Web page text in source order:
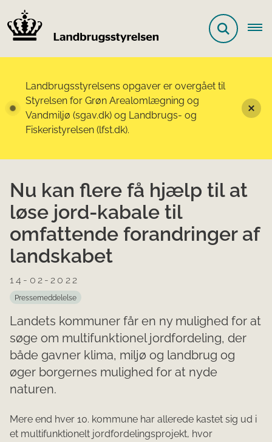
Landbrugsstyrelsens opgaver er overgået til
Styrelsen for Grøn Arealomlægning og
Vandmiljø (sgav.dk) og Landbrugs- og
Fiskeristyrelsen (lfst.dk).
Nu kan flere få hjælp til at
løse jord-kabale til
omfattende forandringer af
landskabet
14-02-2022
Pressemeddelelse
Landets kommuner får en ny mulighed for at
søge om multifunktionel jordfordeling, der
både gavner klima, miljø og landbrug og
øger borgernes mulighed for at nyde
naturen.
Mere end hver 10. kommune har allerede kastet sig ud i
et multifunktionelt jordfordelingsprojekt, hvor